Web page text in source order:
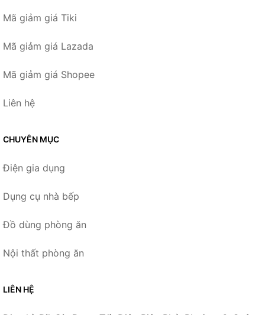
Mã giảm giá Tiki
Mã giảm giá Lazada
Mã giảm giá Shopee
Liên hệ
CHUYÊN MỤC
Điện gia dụng
Dụng cụ nhà bếp
Đồ dùng phòng ăn
Nội thất phòng ăn
LIÊN HỆ